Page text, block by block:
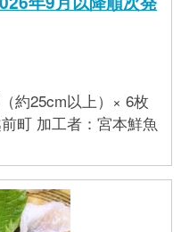
約25cm以上）× 6枚
町 加工者：宮本鮮魚